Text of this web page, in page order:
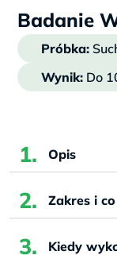
Badanie
Próbka:
Wynik: Do
Opis
Zakres i
Kiedy